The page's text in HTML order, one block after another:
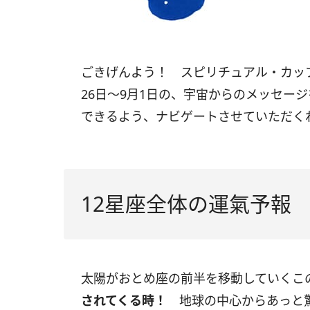
ごきげんよう！ スピリチュアル・カ
26日〜9月1 日の、宇宙からのメッセー
できるよう、ナビゲートさせていただ
12星座全体の運氣予報
太陽がおとめ座の前半を移動していくこ
されてくる時！
地球の中心からあっと